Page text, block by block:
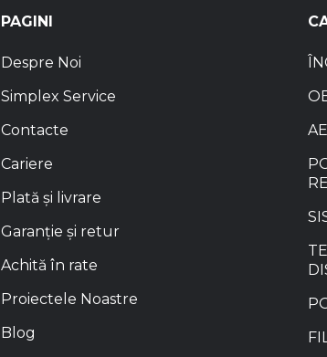
PAGINI
Despre Noi
Simplex Service
Contacte
Cariere
Plată și livrare
Garanție și retur
Achită în rate
Proiectele Noastre
Blog